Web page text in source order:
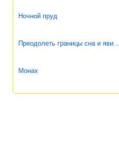
Ночной пруд
Преодолеть границы сна и яви...
Монах